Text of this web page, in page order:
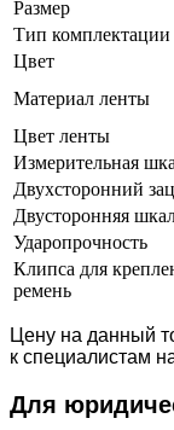
Размер
Тип комплектации
Цвет
Материал ленты
Цвет ленты
Измерительная
Двухсторонний
Двусторонняя
Ударопрочность
Клипса для
ремень
Цену на данный
к специалистам
Для юридич